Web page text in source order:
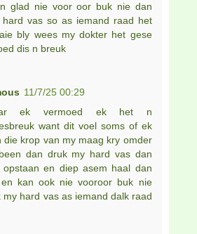
glad nie voor oor buk nie dan
hard vas so as iemand raad het
bly wees my dokter het gese
dis n breuk
11/7/25 00:29
ek vermoed ek het n
want dit voel soms of ek
die krop van my maag kry omder
dan druk my hard vas dan
opstaan en diep asem haal dan
kan ook nie vooroor buk nie
my hard vas as iemand dalk raad